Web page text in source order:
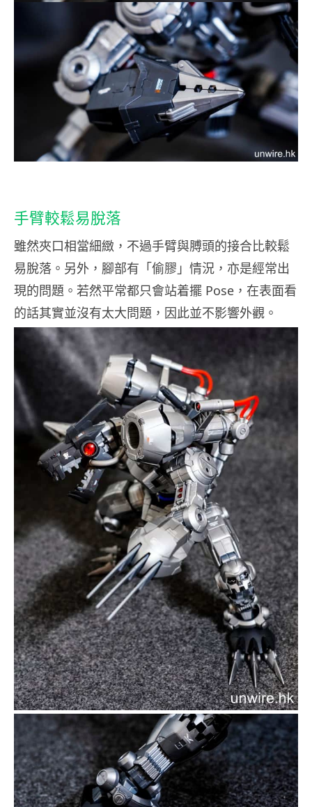
手臂較鬆易脫落
雖然夾口相當細緻，不過手臂與膊頭的接合比較鬆
易脫落。另外，腳部有「偷膠」情況，亦是經常出
現的問題。若然平常都只會站着擺 Pose，在表面看
的話其實並沒有太大問題，因此並不影響外觀。